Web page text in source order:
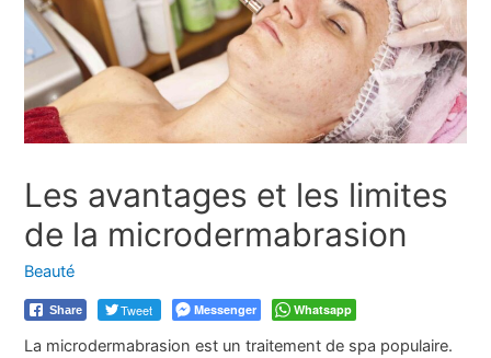
Les avantages et les limites
de la microdermabrasion
Beauté
Share Tweet Messenger Whatsapp
La microdermabrasion est un traitement de spa populaire.